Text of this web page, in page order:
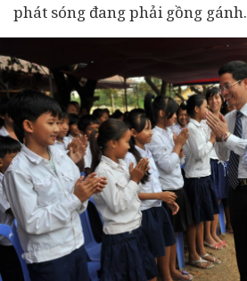
phát sóng đang phải gồng gánh.